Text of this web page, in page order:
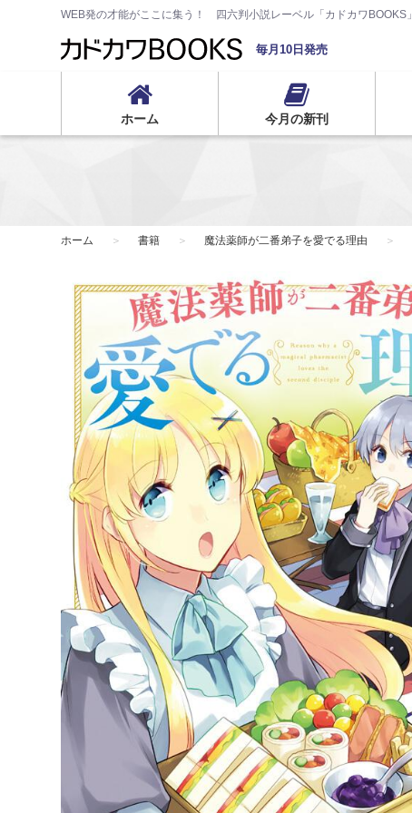
WEB発の才能がここに集う！ 四六判小説レーベル「カドカワBOOKS」
毎月10日発売
ホーム 今月の新刊
ホーム 書籍 魔法薬師が二番弟子を愛でる理由